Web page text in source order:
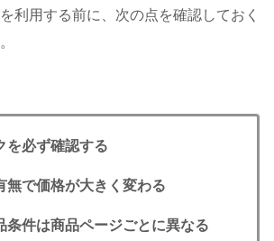
利用する前に、次の点を確認しておく
を必ず確認する
無で価格が大きく変わる
条件は商品ページごとに異なる